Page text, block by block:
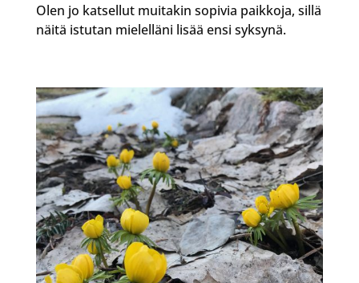
Olen jo katsellut muitakin sopivia paikkoja, sillä
näitä istutan mielelläni lisää ensi syksynä.